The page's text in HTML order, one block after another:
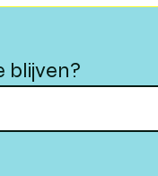
blijven?